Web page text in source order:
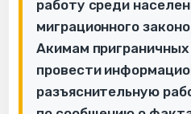
работу среди
миграционного
Акимам
провести
разъяснительную